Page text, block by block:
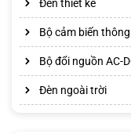
Đèn thiết kế
Bộ cảm biến
Bộ đổi nguồn AC-
Đèn ngoài trời